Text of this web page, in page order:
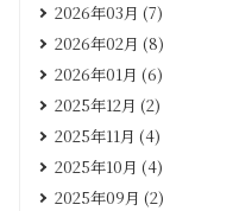
2026年03月 (7)
2026年02月 (8)
2026年01月 (6)
2025年12月 (2)
2025年11月 (4)
2025年10月 (4)
2025年09月 (2)